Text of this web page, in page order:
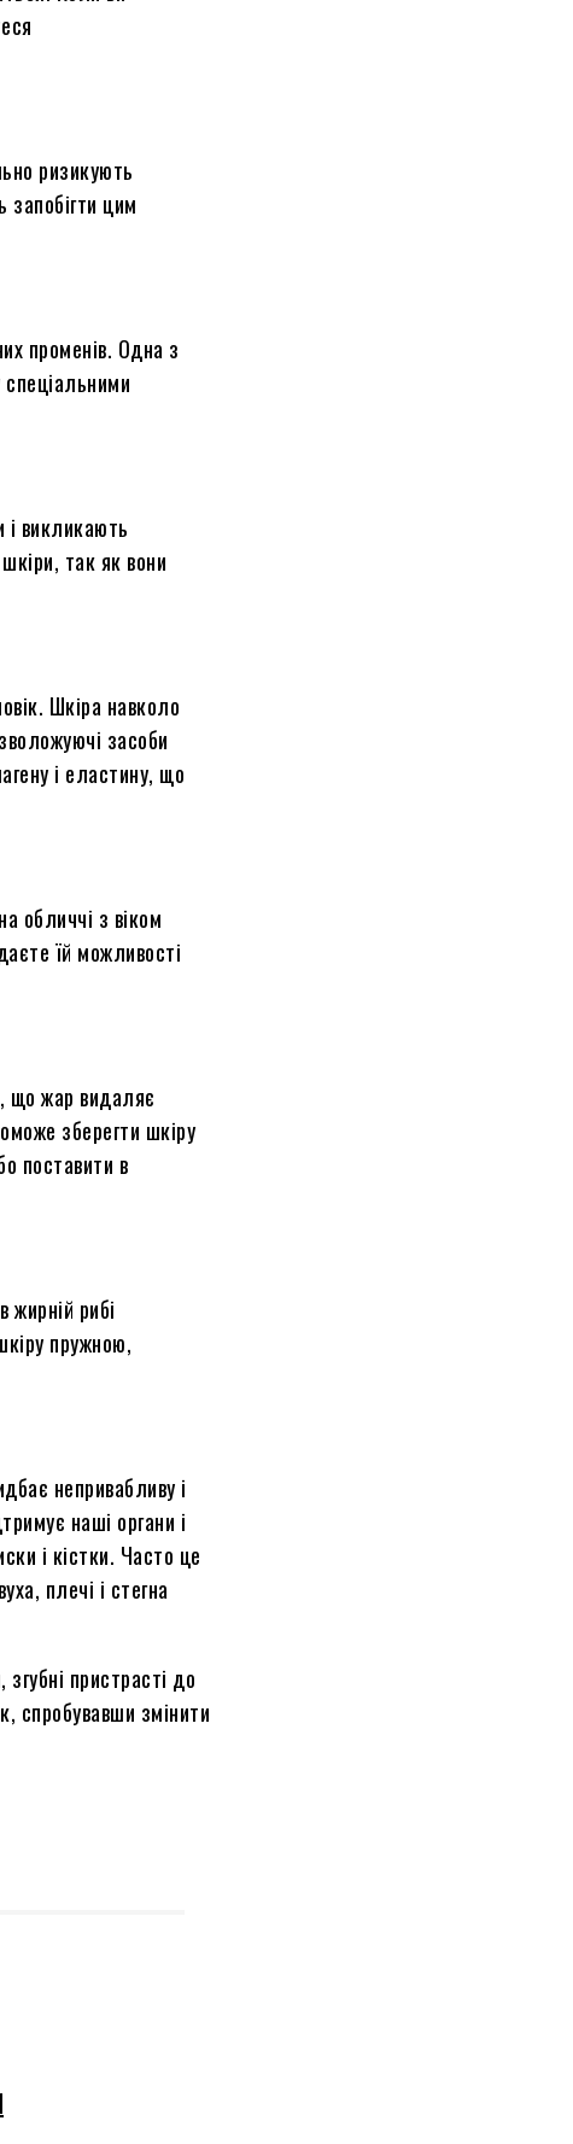
ризикують
запобігти цим
променів. Одна з
і викликають
так як вони
Шкіра навколо
зволожуючі засоби
і еластину, що
обличчі з віком
їй можливості
що жар видаляє
зберегти шкіру
поставити в
жирній рибі
пружною,
непривабливу і
наші органи і
і кістки. Часто це
плечі і стегна
пристрасті до
спробувавши змінити